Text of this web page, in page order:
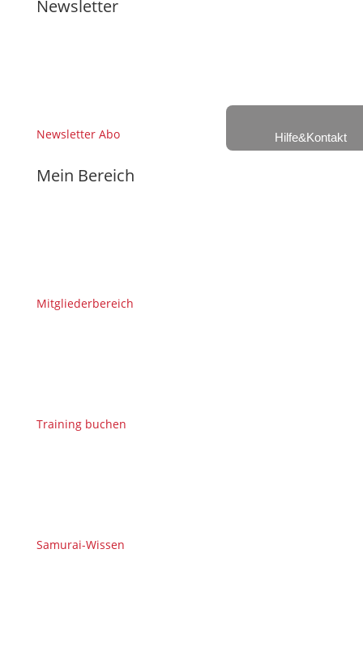
Newsletter
Newsletter Abo
Mein Bereich
Mitgliederbereich
Training buchen
Samurai-Wissen
Hilfe&Kontakt